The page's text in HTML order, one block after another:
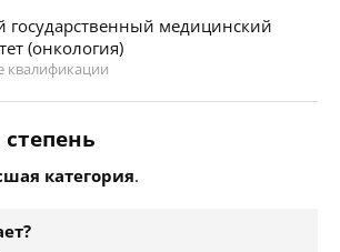
государственный медицинский
(онкология)
категория.